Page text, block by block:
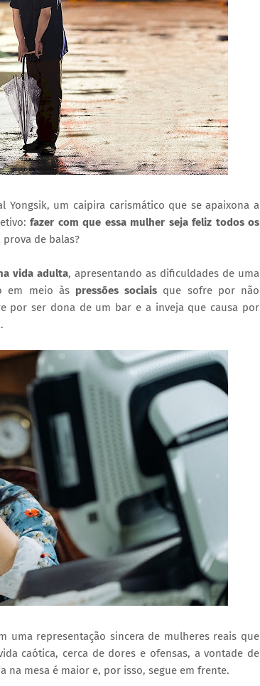
um caipira carismático que se apaixona a
fazer com que essa mulher seja feliz todos os
prova de balas?
vida adulta, apresentando as dificuldades de uma
em meio às pressões sociais que sofre por não
por ser dona de um bar e a inveja que causa por
uma representação sincera de mulheres reais que
caótica, cerca de dores e ofensas, a vontade de
na mesa é maior e, por isso, segue em frente.